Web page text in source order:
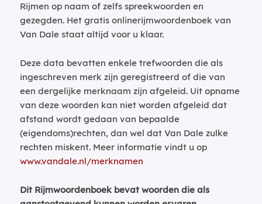
Rijmen op naam of zelfs spreekwoorden en
gezegden. Het gratis onlinerijmwoordenboek van
Van Dale staat altijd voor u klaar.
Deze data bevatten enkele trefwoorden die als
ingeschreven merk zijn geregistreerd of die van
een dergelijke merknaam zijn afgeleid. Uit opname
van deze woorden kan niet worden afgeleid dat
afstand wordt gedaan van bepaalde
(eigendoms)rechten, dan wel dat Van Dale zulke
rechten miskent. Meer informatie vindt u op
www.vandale.nl/merknamen
Dit Rijmwoordenboek bevat woorden die als